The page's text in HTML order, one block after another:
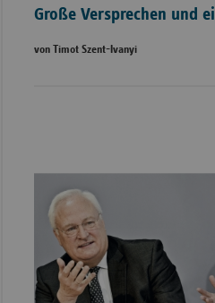
Große Versprechen und
von Timot Szent-Ivanyi